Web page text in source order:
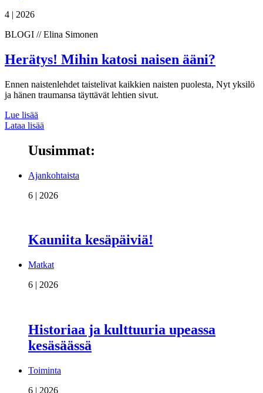
4 | 2026
BLOGI // Elina Simonen
Herätys! Mihin katosi naisen ääni?
Ennen naistenlehdet taistelivat kaikkien naisten puolesta, Nyt yksilö
ja hänen traumansa täyttävät lehtien sivut.
Lue lisää
Lataa lisää
Uusimmat:
Ajankohtaista
6 | 2026
Kauniita kesäpäiviä!
Matkat
6 | 2026
Historiaa ja kulttuuria upeassa
kesäsäässä
Toiminta
6 | 2026